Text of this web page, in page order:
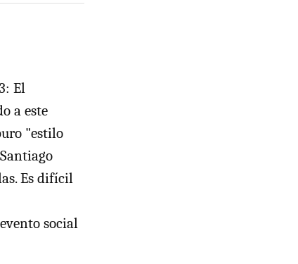
El
a este
"estilo
Es difícil
social